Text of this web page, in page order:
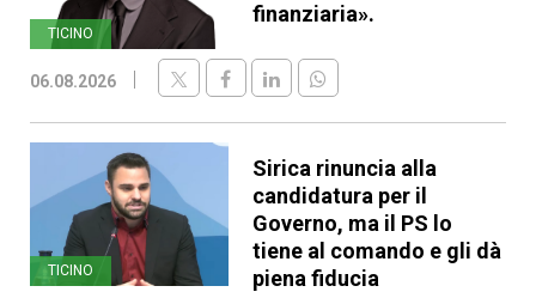
TICINO
finanziaria».
06.08.2026
TICINO
Sirica rinuncia alla
candidatura per il
Governo, ma il PS lo
tiene al comando e gli dà
piena fiducia